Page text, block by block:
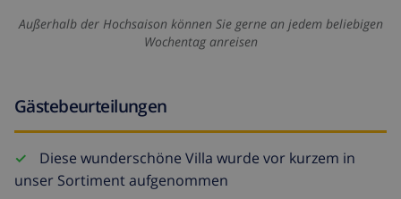
Außerhalb der Hochsaison können Sie gerne an jedem beliebigen
Wochentag anreisen
Gästebeurteilungen
Diese wunderschöne Villa wurde vor kurzem in
unser Sortiment aufgenommen